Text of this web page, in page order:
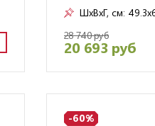
ШxВxГ, см:
28 740 руб
20 693 руб
-60%